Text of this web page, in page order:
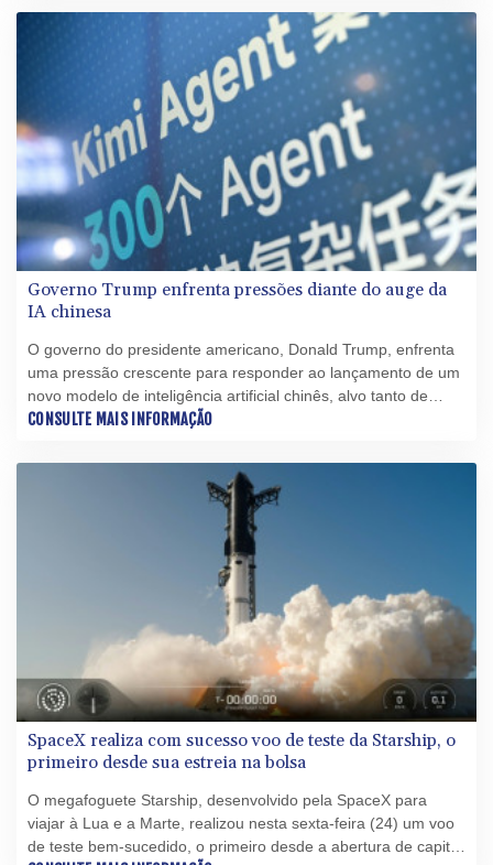
Governo Trump enfrenta pressões diante do auge da
IA chinesa
O governo do presidente americano, Donald Trump, enfrenta
uma pressão crescente para responder ao lançamento de um
novo modelo de inteligência artificial chinês, alvo tanto de
acusações de ter sido copiado de versões americanas quanto
mais aberta.
CONSULTE MAIS INFORMAÇÃO
SpaceX realiza com sucesso voo de teste da Starship, o
primeiro desde sua estreia na bolsa
O megafoguete Starship, desenvolvido pela SpaceX para
viajar à Lua e a Marte, realizou nesta sexta-feira (24) um voo
de teste bem-sucedido, o primeiro desde a abertura de capital